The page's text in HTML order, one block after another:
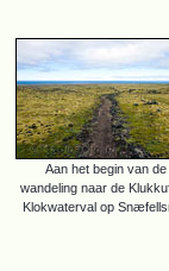
Aan het begin van de
wandeling naar de
Klokwaterval op